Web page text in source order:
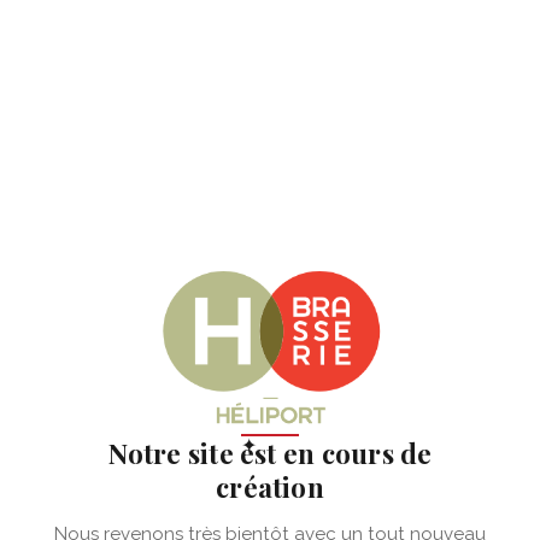
✦
Notre site est en cours de
création
Nous revenons très bientôt avec un tout nouveau